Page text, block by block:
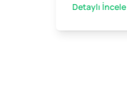
Detaylı İncele